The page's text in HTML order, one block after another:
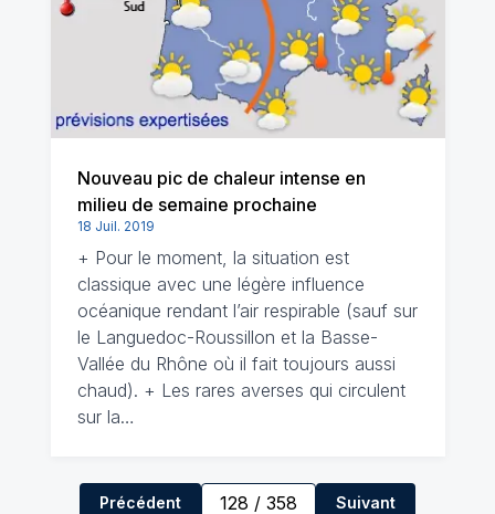
Nouveau pic de chaleur intense en
milieu de semaine prochaine
18 Juil. 2019
+ Pour le moment, la situation est
classique avec une légère influence
océanique rendant l’air respirable (sauf sur
le Languedoc-Roussillon et la Basse-
Vallée du Rhône où il fait toujours aussi
chaud). + Les rares averses qui circulent
sur la…
Précédent 128 / 358 Suivant